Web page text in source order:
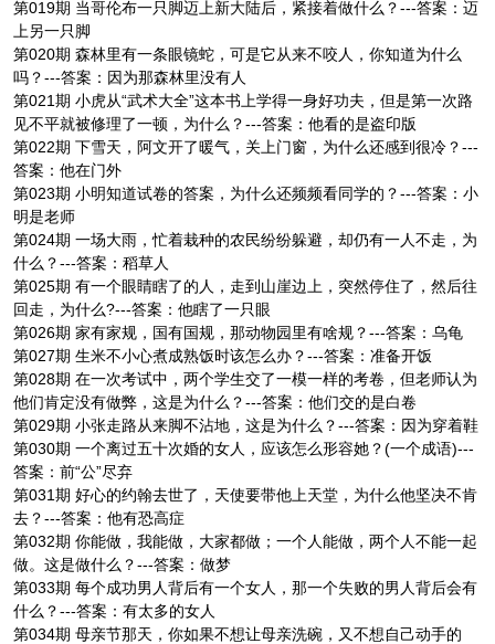
第019期 当哥伦布一只脚迈上新大陆后，紧接着做什么？---答案：迈
上另一只脚
第020期 森林里有一条眼镜蛇，可是它从来不咬人，你知道为什么
吗？---答案：因为那森林里没有人
第021期 小虎从“武术大全”这本书上学得一身好功夫，但是第一次路
见不平就被修理了一顿，为什么？---答案：他看的是盗印版
第022期 下雪天，阿文开了暖气，关上门窗，为什么还感到很冷？---
答案：他在门外
第023期 小明知道试卷的答案，为什么还频频看同学的？---答案：小
明是老师
第024期 一场大雨，忙着栽种的农民纷纷躲避，却仍有一人不走，为
什么？---答案：稻草人
第025期 有一个眼睛瞎了的人，走到山崖边上，突然停住了，然后往
回走，为什么?---答案：他瞎了一只眼
第026期 家有家规，国有国规，那动物园里有啥规？---答案：乌龟
第027期 生米不小心煮成熟饭时该怎么办？---答案：准备开饭
第028期 在一次考试中，两个学生交了一模一样的考卷，但老师认为
他们肯定没有做弊，这是为什么？---答案：他们交的是白卷
第029期 小张走路从来脚不沾地，这是为什么？---答案：因为穿着鞋
第030期 一个离过五十次婚的女人，应该怎么形容她？(一个成语)---
答案：前“公”尽弃
第031期 好心的约翰去世了，天使要带他上天堂，为什么他坚决不肯
去？---答案：他有恐高症
第032期 你能做，我能做，大家都做；一个人能做，两个人不能一起
做。这是做什么？---答案：做梦
第033期 每个成功男人背后有一个女人，那一个失败的男人背后会有
什么？---答案：有太多的女人
第034期 母亲节那天，你如果不想让母亲洗碗，又不想自己动手的